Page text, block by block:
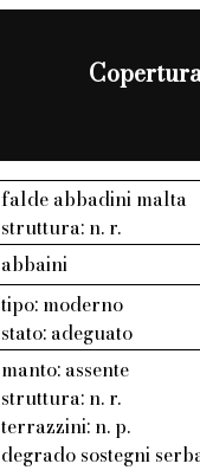
falde abbadini malta
struttura: n. r.
abbaini
tipo: moderno
stato: adeguato
manto: assente
struttura: n. r.
terrazzini: n. p.
degrado sostegni